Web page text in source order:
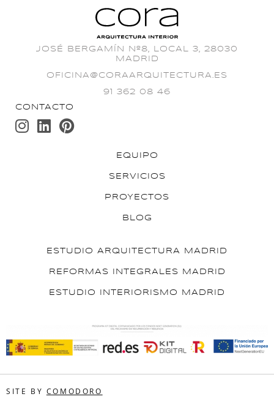
JOSÉ BERGAMÍN Nº8, LOCAL 3, 28030
MADRID
OFICINA@CORAARQUITECTURA.ES
91 362 08 46
EQUIPO
SERVICIOS
PROYECTOS
BLOG
ESTUDIO ARQUITECTURA MADRID
REFORMAS INTEGRALES MADRID
ESTUDIO INTERIORISMO MADRID
SITE BY COMODORO